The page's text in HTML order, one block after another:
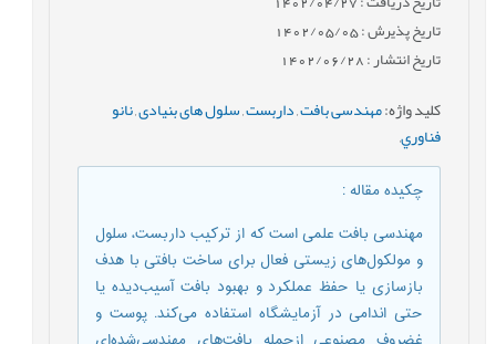
تاریخ پذیرش : 1402/05/05
تاریخ انتشار : 1402/06/28
کلید واژه:مهندسی بافت,داربست,سلول های بنیادی,نانو
فناوري,
چکیده مقاله:
مهندسی بافت علمی است که از ترکیب داربست، سلول
و مولکول‌های زیستی فعال برای ساخت بافتی با هدف
بازسازی یا حفظ عملکرد و بهبود بافت آسیب‌دیده یا
حتی اندامی در آزمایشگاه استفاده می‌کند. پوست و